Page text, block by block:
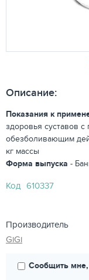
Описание:
Показания к
здоровья суставов
обезболивающим
кг массы
Форма выпуска -
Код 610337
Производитель
GiGi
Сообщить мне,